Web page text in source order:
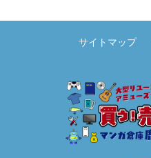
サイトマップ